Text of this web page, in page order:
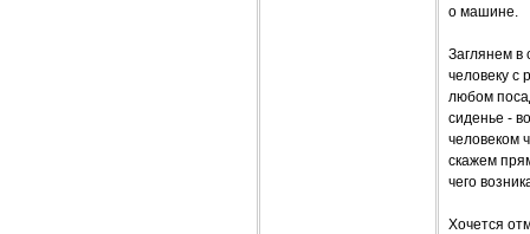
о машине.
Заглянем в
человеку с
любом
сиденье -
человеком
скажем
чего
Хочется